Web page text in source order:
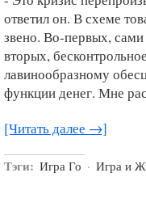
ответил он. В схеме
звено. Во-первых, сами
вторых,
лавинообразному
функции денег. Мне
[Читать далее →]
Тэги: Игра Го · Игра и